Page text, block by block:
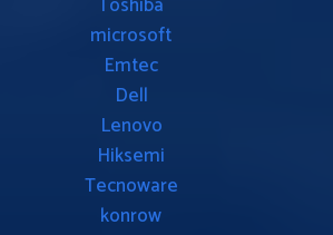
microsoft
Emtec
Dell
Lenovo
Hiksemi
Tecnoware
konrow